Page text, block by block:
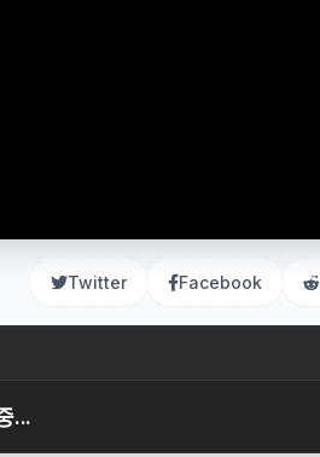
Twitter Facebook
...